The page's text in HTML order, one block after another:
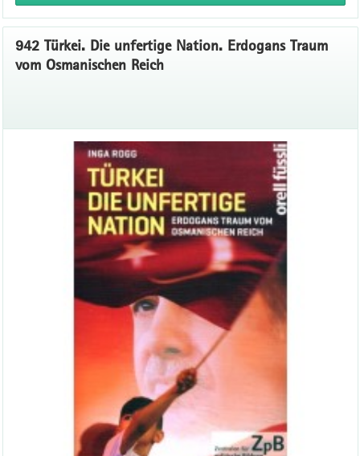
942 Türkei. Die unfertige Nation. Erdogans Traum
vom Osmanischen Reich